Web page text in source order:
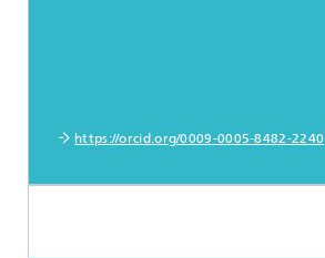
https://orcid.org/0009-0005-8482-2240